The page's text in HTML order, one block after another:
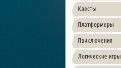
Квесты
Платформеры
Приключения
Логические игры